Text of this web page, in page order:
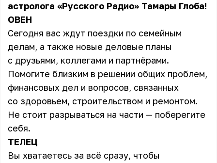
астролога «Русского Радио» Тамары Глоба!
ОВЕН
Сегодня вас ждут поездки по семейным
делам, а также новые деловые планы
с друзьями, коллегами и партнёрами.
Помогите близким в решении общих проблем,
финансовых дел и вопросов, связанных
со здоровьем, строительством и ремонтом.
Не стоит разрываться на части — поберегите
себя.
ТЕЛЕЦ
Вы хватаетесь за всё сразу, чтобы